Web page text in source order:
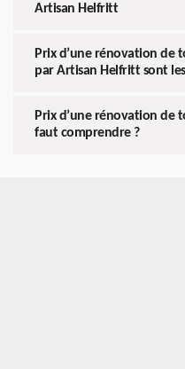
Artisan Helfritt
Prix d’une rénovation de
par Artisan Helfritt sont
Prix d’une rénovation de
faut comprendre ?